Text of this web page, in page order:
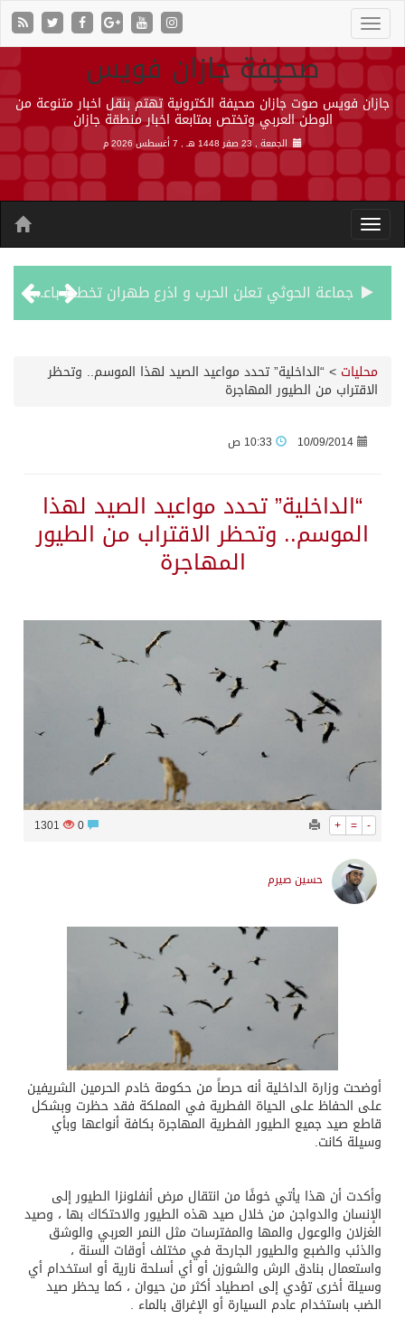
صحيفة جازان فويس
جازان فويس صوت جازان صحيفة الكترونية تهتم بنقل اخبار متنوعة من
الوطن العربي وتختص بمتابعة اخبار منطقة جازان
الجمعة , 23 صفر 1448 هـ , 7 أغسطس 2026 م
جماعة الحوثي تعلن الحرب و اذرع طهران تخطط باعمال ارهابية واسعة تطال دول الشرق الاوسط
التحالف يعزي الحكومة اليمنية في استشهاد قوات يمنية جراء هجوم حوثي غادر
حالة الطقس المتوقعة اليوم في المملكة
محليات > “الداخلية” تحدد مواعيد الصيد لهذا الموسم.. وتحظر
الاقتراب من الطيور المهاجرة
10/09/2014
“الداخلية” تحدد مواعيد الصيد لهذا
الموسم.. وتحظر الاقتراب من الطيور
المهاجرة
+ = -
1301
حسين صيرم
أوضحت وزارة الداخلية أنه حرصاً من حكومة خادم الحرمين الشريفين
على الحفاظ على الحياة الفطرية في المملكة فقد حظرت وبشكل
قاطع صيد جميع الطيور الفطرية المهاجرة بكافة أنواعها وبأي
وسيلة كانت.
وأكدت أن هذا يأتي خوفًا من انتقال مرض أنفلونزا الطيور إلى
الإنسان والدواجن من خلال صيد هذه الطيور والاحتكاك بها ، وصيد
الغزلان والوعول والمها والمفترسات مثل النمر العربي والوشق
والذئب والضبع والطيور الجارحة في مختلف أوقات السنة ،
واستعمال بنادق الرش والشوزن أو أي أسلحة نارية أو استخدام أي
وسيلة أخرى تؤدي إلى اصطياد أكثر من حيوان ، كما يحظر صيد
الضب باستخدام عادم السيارة أو الإغراق بالماء .